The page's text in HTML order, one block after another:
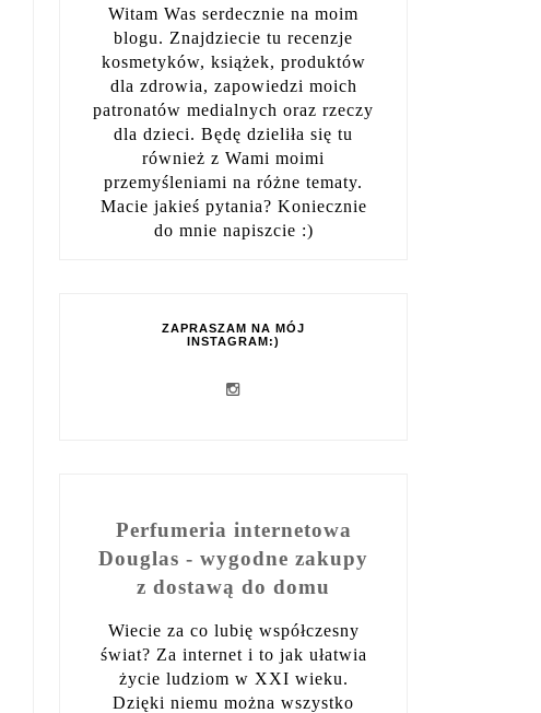
Witam Was serdecznie na moim
blogu. Znajdziecie tu recenzje
kosmetyków, książek, produktów
dla zdrowia, zapowiedzi moich
patronatów medialnych oraz rzeczy
dla dzieci. Będę dzieliła się tu
również z Wami moimi
przemyśleniami na różne tematy.
Macie jakieś pytania? Koniecznie
do mnie napiszcie :)
ZAPRASZAM NA MÓJ
INSTAGRAM:)
Perfumeria internetowa
Douglas - wygodne zakupy
z dostawą do domu
Wiecie za co lubię współczesny
świat? Za internet i to jak ułatwia
życie ludziom w XXI wieku.
Dzięki niemu można wszystko